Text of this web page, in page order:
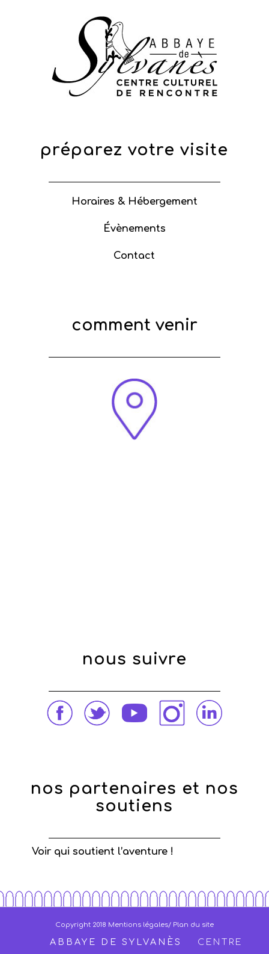
préparez votre visite
Horaires & Hébergement
Évènements
Contact
comment venir
nous suivre
nos partenaires et nos
soutiens
Voir qui soutient l’aventure !
Copyright 2018 Mentions légales/ Plan du site
ABBAYE DE SYLVANÈS CENTRE